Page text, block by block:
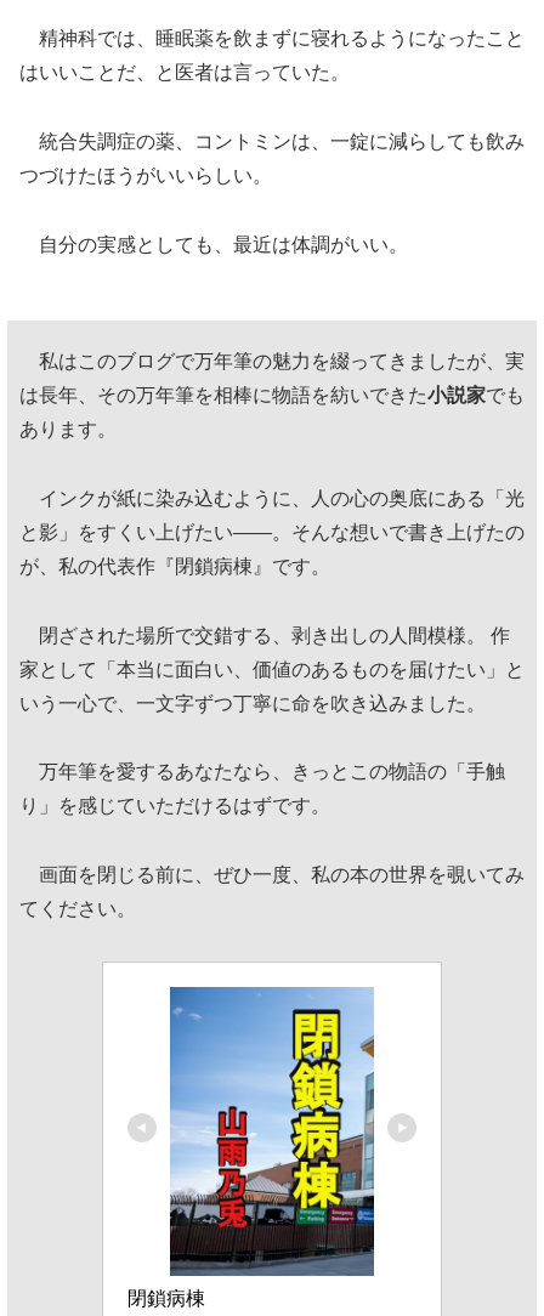
精神科では、睡眠薬を飲まずに寝れるようになったこと
はいいことだ、と医者は言っていた。
統合失調症の薬、コントミンは、一錠に減らしても飲み
つづけたほうがいいらしい。
自分の実感としても、最近は体調がいい。
私はこのブログで万年筆の魅力を綴ってきましたが、実
は長年、その万年筆を相棒に物語を紡いできた小説家でも
あります。
インクが紙に染み込むように、人の心の奥底にある「光
と影」をすくい上げたい——。そんな想いで書き上げたの
が、私の代表作『閉鎖病棟』です。
閉ざされた場所で交錯する、剥き出しの人間模様。 作
家として「本当に面白い、価値のあるものを届けたい」と
いう一心で、一文字ずつ丁寧に命を吹き込みました。
万年筆を愛するあなたなら、きっとこの物語の「手触
り」を感じていただけるはずです。
画面を閉じる前に、ぜひ一度、私の本の世界を覗いてみ
てください。
閉鎖病棟